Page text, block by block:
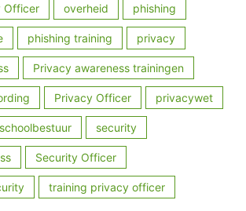
Officer overheid phishing
phishing training privacy
Privacy awareness trainingen
Privacy Officer privacywet
schoolbestuur security
Security Officer
training privacy officer